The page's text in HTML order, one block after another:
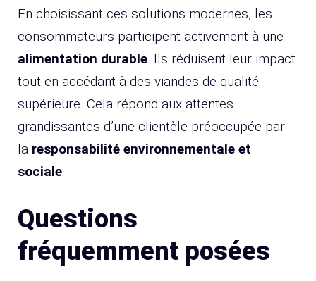
En choisissant ces solutions modernes, les
consommateurs participent activement à une
alimentation durable. Ils réduisent leur impact
tout en accédant à des viandes de qualité
supérieure. Cela répond aux attentes
grandissantes d’une clientèle préoccupée par
la responsabilité environnementale et
sociale.
Questions
fréquemment posées